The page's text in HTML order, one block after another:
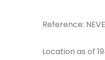
Reference:
Location as of